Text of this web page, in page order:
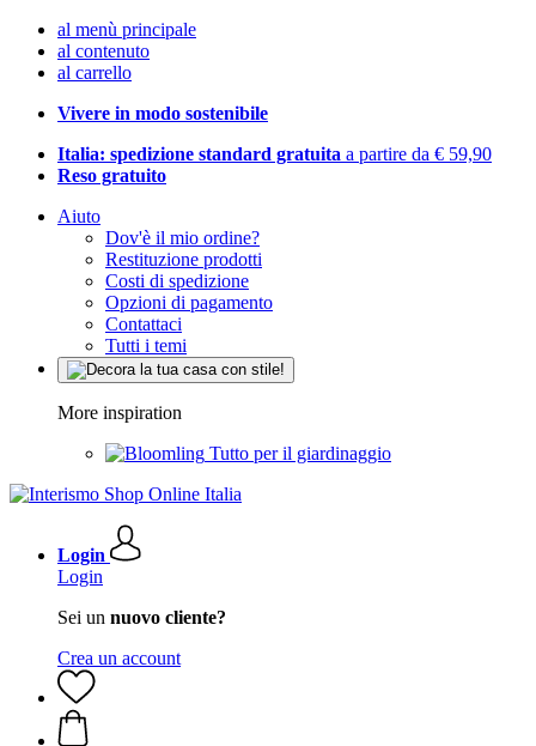
al menù principale
al contenuto
al carrello
Vivere in modo sostenibile
Italia: spedizione standard gratuita a partire da € 59,90
Reso gratuito
Aiuto
Dov'è il mio ordine?
Restituzione prodotti
Costi di spedizione
Opzioni di pagamento
Contattaci
Tutti i temi
More inspiration
Tutto per il giardinaggio
Login
Login
Sei un nuovo cliente?
Crea un account